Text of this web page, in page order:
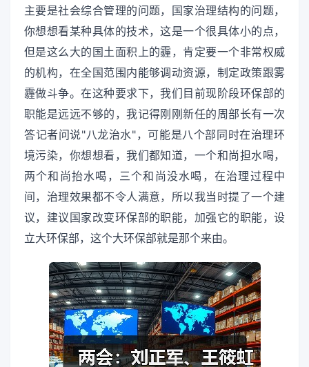
主要是社会综合管理的问题，国家治理结构的问题，
你想想看某种具体的技术，这是一个很具体小的点，
但是这么大的国土面积上的霾，肯定要一个非常权威
的机构，在全国范围内能够调动资源，制定政策跟雾
霾做斗争。在这种要求下，我们目前现阶段环保部的
职能是远远不够的，我记得刚刚新任的周部长有一次
答记者问说"八龙治水"，可能是八个部同时在治理环
境污染，你想想看，我们都知道，一个和尚担水喝，
两个和尚抬水喝，三个和尚没水喝，在治理过程中
间，治理效果都不令人满意，所以我当时提了一个建
议，建议国家改变环保部的职能，加强它的职能，设
立大环保部，这个大环保部就是那个来由。